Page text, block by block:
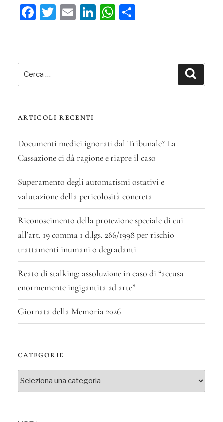
Fa
ok
T
er
E
Li
dI
W
A vi
Cerca:
ARTICOLI RECENTI
Documenti medici ignorati dal Tribunale? La
Cassazione ci dà ragione e riapre il caso
Superamento degli automatismi ostativi e
valutazione della pericolosità concreta
Riconoscimento della protezione speciale di cui
all’art. 19 comma 1 d.lgs. 286/1998 per rischio
trattamenti inumani o degradanti
Reato di stalking: assoluzione in caso di “accusa
enormemente ingigantita ad arte”
Giornata della Memoria 2026
CATEGORIE
Categorie